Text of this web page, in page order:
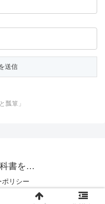
瓢箪」
書を…
ポリシー
教科書を….